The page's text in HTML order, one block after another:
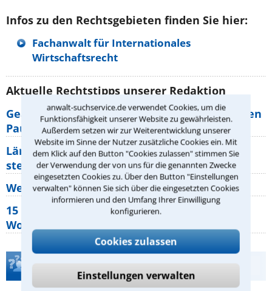
anwalt-suchservice.de verwendet Cookies, um die
Funktionsfähigkeit unserer Website zu gewährleisten.
Außerdem setzen wir zur Weiterentwicklung unserer
Website im Sinne der Nutzer zusätzliche Cookies ein. Mit
dem Klick auf den Button "Cookies zulassen" stimmen Sie
der Verwendung der von uns für die genannten Zwecke
eingesetzten Cookies zu. Über den Button "Einstellungen
verwalten" können Sie sich über die eingesetzten Cookies
informieren und den Umfang Ihrer Einwilligung
konfigurieren.
Cookies zulassen
Einstellungen verwalten
Infos zu den Rechtsgebieten finden Sie hier:
Fachanwalt für Internationales
Wirtschaftsrecht
Aktuelle Rechtstipps unserer Redaktion
Geänderte Abflugzeiten: Welche Rechte haben
Pauschalurlauber?
Lärm von den Nachbarn: Welche Rechte
stehen mir zu?
Wer muss Zweitwohnungssteuer zahlen?
15 elementare Rechte, die jeder
Wohnungseigentümer kennen sollte
Teste Dein Rechtswissen